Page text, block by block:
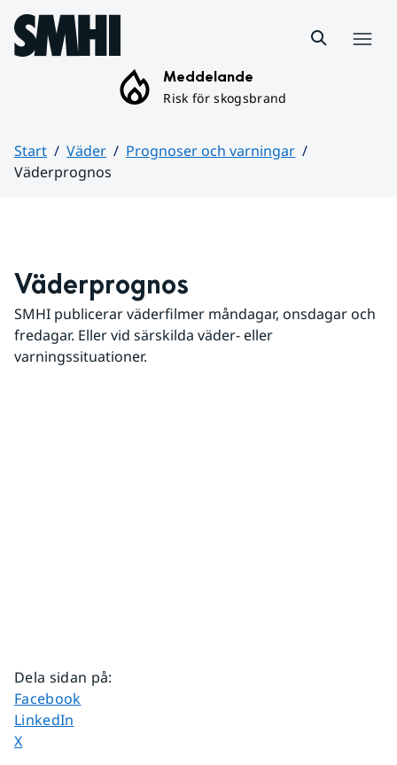
Hoppa till sidans innehåll
Meddelande
Risk för skogsbrand
Start Väder
Prognoser och varningar
Väderprognos
Väderprognos
SMHI publicerar väderfilmer måndagar, onsdagar och
fredagar. Eller vid särskilda väder- eller
varningssituationer.
Dela sidan på:
Dela sidan på
Facebook
Dela sidan på
LinkedIn
Dela sidan på
X